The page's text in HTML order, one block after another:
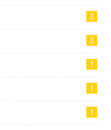
3
3
1
1
1